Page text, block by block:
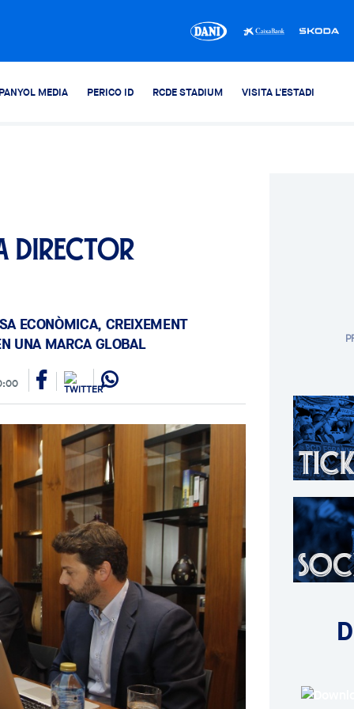
MEDIA PERICO ID RCDE STADIUM VISITA L'ESTADI
Director
ECONÒMICA, CREIXEMENT
UNA MARCA GLOBAL